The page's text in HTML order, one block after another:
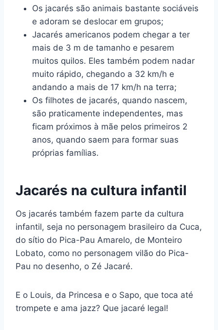
Os jacarés são animais bastante sociáveis
e adoram se deslocar em grupos;
Jacarés americanos podem chegar a ter
mais de 3 m de tamanho e pesarem
muitos quilos. Eles também podem nadar
muito rápido, chegando a 32 km/h e
andando a mais de 17 km/h na terra;
Os filhotes de jacarés, quando nascem,
são praticamente independentes, mas
ficam próximos à mãe pelos primeiros 2
anos, quando saem para formar suas
próprias famílias.
Jacarés na cultura infantil
Os jacarés também fazem parte da cultura
infantil, seja no personagem brasileiro da Cuca,
do sítio do Pica-Pau Amarelo, de Monteiro
Lobato, como no personagem vilão do Pica-
Pau no desenho, o Zé Jacaré.
E o Louis, da Princesa e o Sapo, que toca até
trompete e ama jazz? Que jacaré legal!